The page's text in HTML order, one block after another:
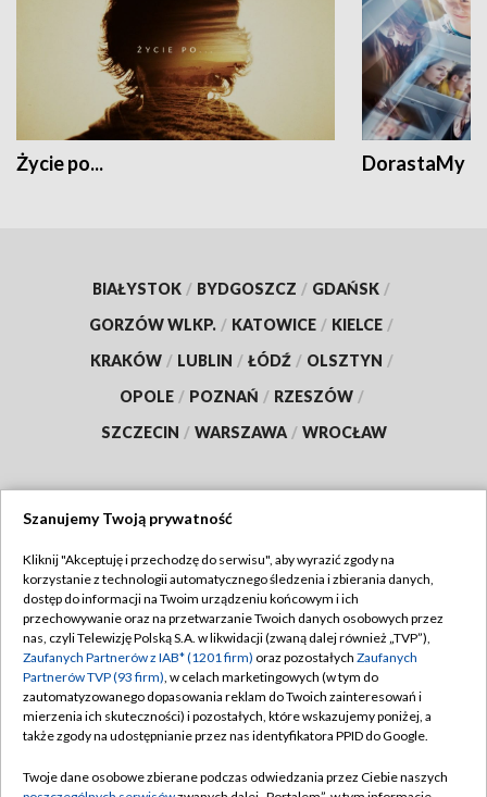
Życie po... DorastaMy
BIAŁYSTOK / BYDGOSZCZ / GDAŃSK /
GORZÓW WLKP. / KATOWICE / KIELCE /
KRAKÓW / LUBLIN / ŁÓDŹ / OLSZTYN /
OPOLE / POZNAŃ / RZESZÓW /
SZCZECIN / WARSZAWA / WROCŁAW
TVP
Abonament TVP
Emisja w TVP
Centrum informacji TVP
Naziemna Telewizja Cyfrowa
Regulamin TVP
Polityka prywatności
Moje zgody
Pomoc
Szanujemy Twoją prywatność
Kliknij "Akceptuję i przechodzę do serwisu", aby wyrazić zgody na
korzystanie z technologii automatycznego śledzenia i zbierania danych,
dostęp do informacji na Twoim urządzeniu końcowym i ich
przechowywanie oraz na przetwarzanie Twoich danych osobowych przez
nas, czyli Telewizję Polską S.A. w likwidacji (zwaną dalej również „TVP”),
Zaufanych Partnerów z IAB* (1201 firm) oraz pozostałych Zaufanych
Partnerów TVP (93 firm), w celach marketingowych (w tym do
zautomatyzowanego dopasowania reklam do Twoich zainteresowań i
mierzenia ich skuteczności) i pozostałych, które wskazujemy poniżej, a
także zgody na udostępnianie przez nas identyfikatora PPID do Google.
Twoje dane osobowe zbierane podczas odwiedzania przez Ciebie naszych